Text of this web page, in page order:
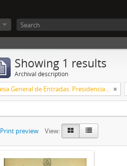
Showing 1 results
Archival description
Mesa General de Entradas. Presidencia UNLP
Print preview View: